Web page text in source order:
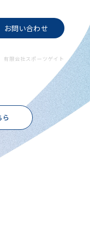
お問い合わせ
限会社スポーツゲイト
ら